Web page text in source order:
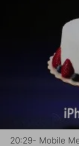
20:29- Mobile